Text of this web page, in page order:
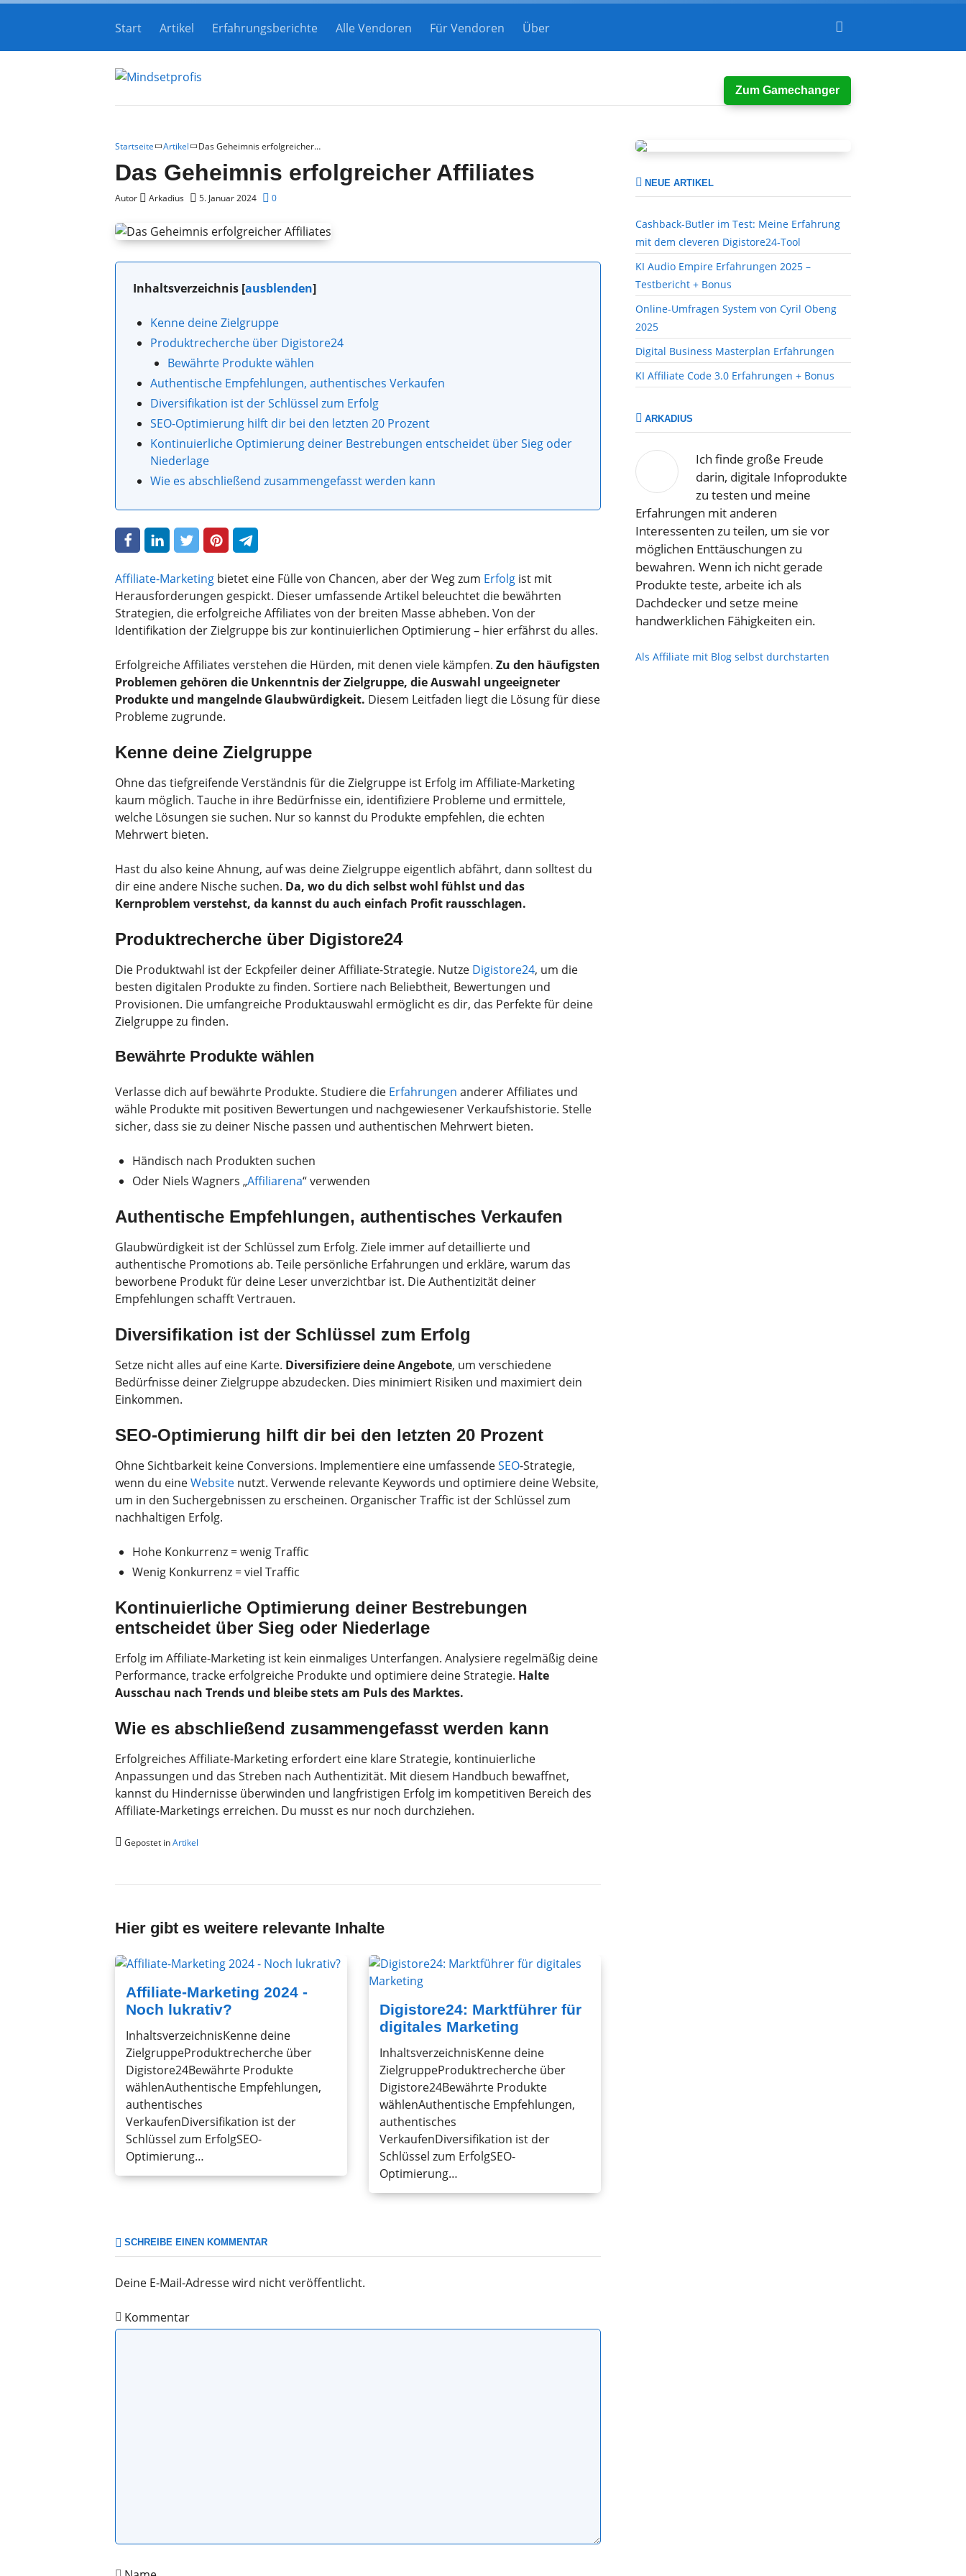
Start Artikel Erfahrungsberichte Alle Vendoren Für Vendoren Über
Zum Gamechanger
Startseite Artikel Das Geheimnis erfolgreicher…
Das Geheimnis erfolgreicher Affiliates
Autor Arkadius 5. Januar 2024 0
Inhaltsverzeichnis [ausblenden]
Kenne deine Zielgruppe
Produktrecherche über Digistore24
Bewährte Produkte wählen
Authentische Empfehlungen, authentisches Verkaufen
Diversifikation ist der Schlüssel zum Erfolg
SEO-Optimierung hilft dir bei den letzten 20 Prozent
Kontinuierliche Optimierung deiner Bestrebungen entscheidet über Sieg oder
Niederlage
Wie es abschließend zusammengefasst werden kann
Affiliate-Marketing bietet eine Fülle von Chancen, aber der Weg zum Erfolg ist mit
Herausforderungen gespickt. Dieser umfassende Artikel beleuchtet die bewährten
Strategien, die erfolgreiche Affiliates von der breiten Masse abheben. Von der
Identifikation der Zielgruppe bis zur kontinuierlichen Optimierung – hier erfährst du alles.
Erfolgreiche Affiliates verstehen die Hürden, mit denen viele kämpfen. Zu den häufigsten
Problemen gehören die Unkenntnis der Zielgruppe, die Auswahl ungeeigneter
Produkte und mangelnde Glaubwürdigkeit. Diesem Leitfaden liegt die Lösung für diese
Probleme zugrunde.
Kenne deine Zielgruppe
Ohne das tiefgreifende Verständnis für die Zielgruppe ist Erfolg im Affiliate-Marketing
kaum möglich. Tauche in ihre Bedürfnisse ein, identifiziere Probleme und ermittele,
welche Lösungen sie suchen. Nur so kannst du Produkte empfehlen, die echten
Mehrwert bieten.
Hast du also keine Ahnung, auf was deine Zielgruppe eigentlich abfährt, dann solltest du
dir eine andere Nische suchen. Da, wo du dich selbst wohl fühlst und das
Kernproblem verstehst, da kannst du auch einfach Profit rausschlagen.
Produktrecherche über Digistore24
Die Produktwahl ist der Eckpfeiler deiner Affiliate-Strategie. Nutze Digistore24, um die
besten digitalen Produkte zu finden. Sortiere nach Beliebtheit, Bewertungen und
Provisionen. Die umfangreiche Produktauswahl ermöglicht es dir, das Perfekte für deine
Zielgruppe zu finden.
Bewährte Produkte wählen
Verlasse dich auf bewährte Produkte. Studiere die Erfahrungen anderer Affiliates und
wähle Produkte mit positiven Bewertungen und nachgewiesener Verkaufshistorie. Stelle
sicher, dass sie zu deiner Nische passen und authentischen Mehrwert bieten.
Händisch nach Produkten suchen
Oder Niels Wagners „Affiliarena“ verwenden
Authentische Empfehlungen, authentisches Verkaufen
Glaubwürdigkeit ist der Schlüssel zum Erfolg. Ziele immer auf detaillierte und
authentische Promotions ab. Teile persönliche Erfahrungen und erkläre, warum das
beworbene Produkt für deine Leser unverzichtbar ist. Die Authentizität deiner
Empfehlungen schafft Vertrauen.
Diversifikation ist der Schlüssel zum Erfolg
Setze nicht alles auf eine Karte. Diversifiziere deine Angebote, um verschiedene
Bedürfnisse deiner Zielgruppe abzudecken. Dies minimiert Risiken und maximiert dein
Einkommen.
SEO-Optimierung hilft dir bei den letzten 20 Prozent
Ohne Sichtbarkeit keine Conversions. Implementiere eine umfassendeSEO-Strategie,
wenn du eineWebsite nutzt. Verwende relevante Keywords und optimiere deine Website,
um in den Suchergebnissen zu erscheinen. Organischer Traffic ist der Schlüssel zum
nachhaltigen Erfolg.
Hohe Konkurrenz = wenig Traffic
Wenig Konkurrenz = viel Traffic
Kontinuierliche Optimierung deiner Bestrebungen
entscheidet über Sieg oder Niederlage
Erfolg im Affiliate-Marketing ist kein einmaliges Unterfangen. Analysiere regelmäßig deine
Performance, tracke erfolgreiche Produkte und optimiere deine Strategie. Halte
Ausschau nach Trends und bleibe stets am Puls des Marktes.
Wie es abschließend zusammengefasst werden kann
Erfolgreiches Affiliate-Marketing erfordert eine klare Strategie, kontinuierliche
Anpassungen und das Streben nach Authentizität. Mit diesem Handbuch bewaffnet,
kannst du Hindernisse überwinden und langfristigen Erfolg im kompetitiven Bereich des
Affiliate-Marketings erreichen. Du musst es nur noch durchziehen.
Gepostet inArtikel
Hier gibt es weitere relevante Inhalte
Affiliate-Marketing 2024 -
Noch lukrativ?
InhaltsverzeichnisKenne deine
ZielgruppeProduktrecherche über
Digistore24Bewährte Produkte
wählenAuthentische Empfehlungen,
authentisches
VerkaufenDiversifikation ist der
Schlüssel zum ErfolgSEO-
Optimierung…
Digistore24: Marktführer für
digitales Marketing
InhaltsverzeichnisKenne deine
ZielgruppeProduktrecherche über
Digistore24Bewährte Produkte
wählenAuthentische Empfehlungen,
authentisches
VerkaufenDiversifikation ist der
Schlüssel zum ErfolgSEO-
Optimierung…
SCHREIBE EINEN KOMMENTAR
Deine E-Mail-Adresse wird nicht veröffentlicht.
Kommentar
NEUE ARTIKEL
Cashback-Butler im Test: Meine Erfahrung
mit dem cleveren Digistore24-Tool
KI Audio Empire Erfahrungen 2025 –
Testbericht + Bonus
Online-Umfragen System von Cyril Obeng
2025
Digital Business Masterplan Erfahrungen
KI Affiliate Code 3.0 Erfahrungen + Bonus
ARKADIUS
Ich finde große Freude
darin, digitale Infoprodukte
zu testen und meine
Erfahrungen mit anderen
Interessenten zu teilen, um sie vor
möglichen Enttäuschungen zu
bewahren. Wenn ich nicht gerade
Produkte teste, arbeite ich als
Dachdecker und setze meine
handwerklichen Fähigkeiten ein.
Als Affiliate mit Blog selbst durchstarten